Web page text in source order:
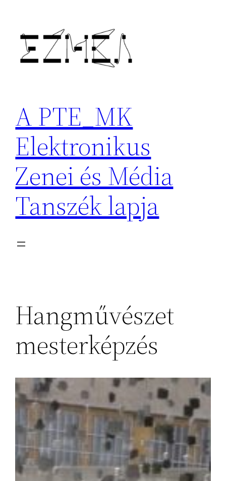
tartalomhoz
A PTE_MK
Elektronikus
Zenei és Média
Tanszék lapja
Hangművészet
mesterképzés